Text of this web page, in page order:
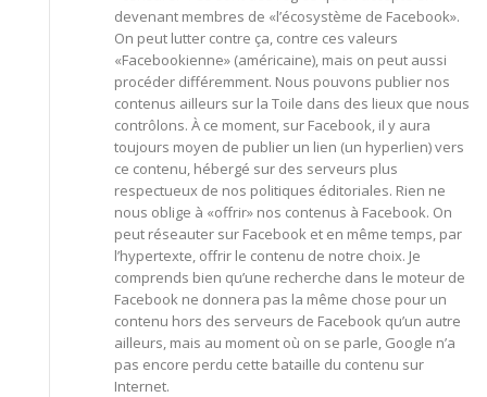
devenant membres de «l’écosystème de Facebook».
On peut lutter contre ça, contre ces valeurs
«Facebookienne» (américaine), mais on peut aussi
procéder différemment. Nous pouvons publier nos
contenus ailleurs sur la Toile dans des lieux que nous
contrôlons. À ce moment, sur Facebook, il y aura
toujours moyen de publier un lien (un hyperlien) vers
ce contenu, hébergé sur des serveurs plus
respectueux de nos politiques éditoriales. Rien ne
nous oblige à «offrir» nos contenus à Facebook. On
peut réseauter sur Facebook et en même temps, par
l’hypertexte, offrir le contenu de notre choix. Je
comprends bien qu’une recherche dans le moteur de
Facebook ne donnera pas la même chose pour un
contenu hors des serveurs de Facebook qu’un autre
ailleurs, mais au moment où on se parle, Google n’a
pas encore perdu cette bataille du contenu sur
Internet.